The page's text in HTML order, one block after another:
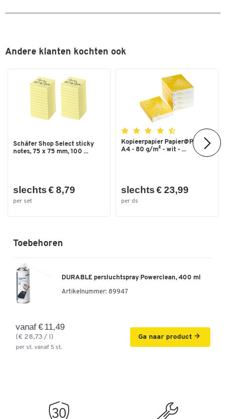
Andere klanten kochten ook
Schäfer Shop Select sticky
notes, 75 x 75 mm, 100 ...
slechts € 8,79
per set
Kopieerpapier Papier@Print -
A4 - 80 g/m² - wit - ...
slechts € 23,99
per ds
Toebehoren
DURABLE persluchtspray Powerclean, 400 ml
Artikelnummer: 89947
vanaf € 11,49
(€ 28,73 / l)
per st. vanaf 5 st.
Ga naar product